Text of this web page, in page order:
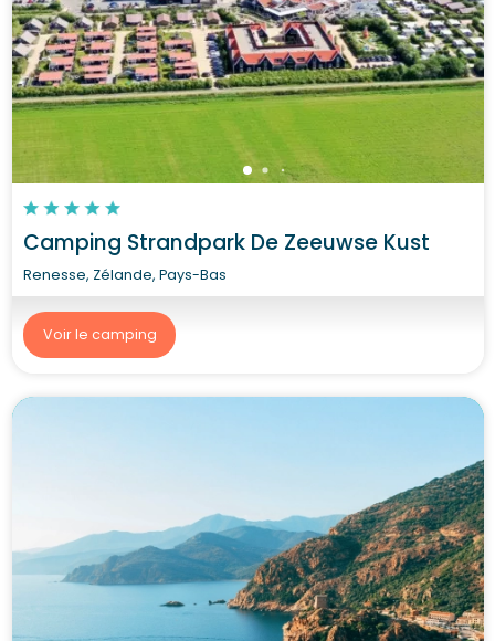
Camping Strandpark De Zeeuwse Kust
Renesse, Zélande, Pays-Bas
Voir le camping